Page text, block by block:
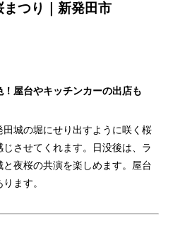
つり｜新発田市
屋台やキッチンカーの出店も
城の堀にせり出すように咲く桜
させてくれます。日没後は、ラ
夜桜の共演を楽しめます。屋台
ます。